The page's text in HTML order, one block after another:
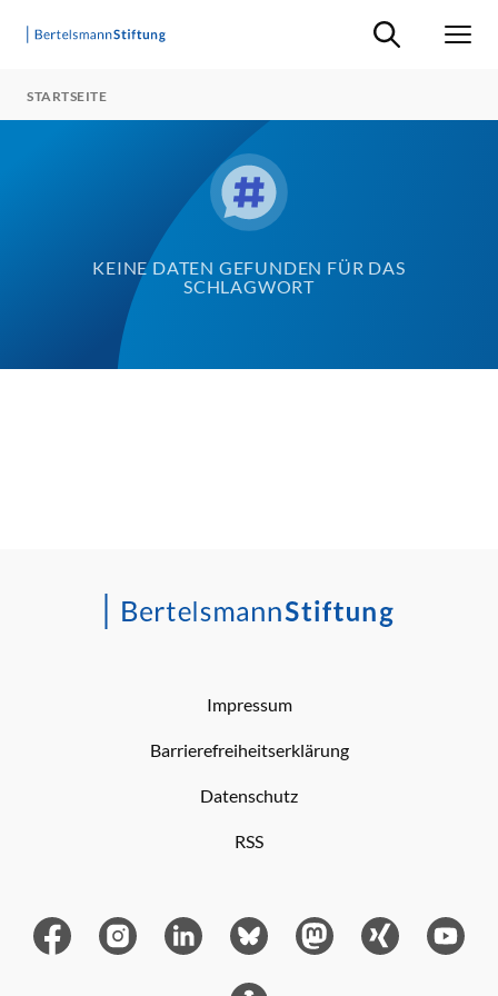
Suche ein-/
STARTSEITE
KEINE DATEN GEFUNDEN FÜR DAS
SCHLAGWORT
Impressum
Barrierefreiheitserklärung
Datenschutz
RSS